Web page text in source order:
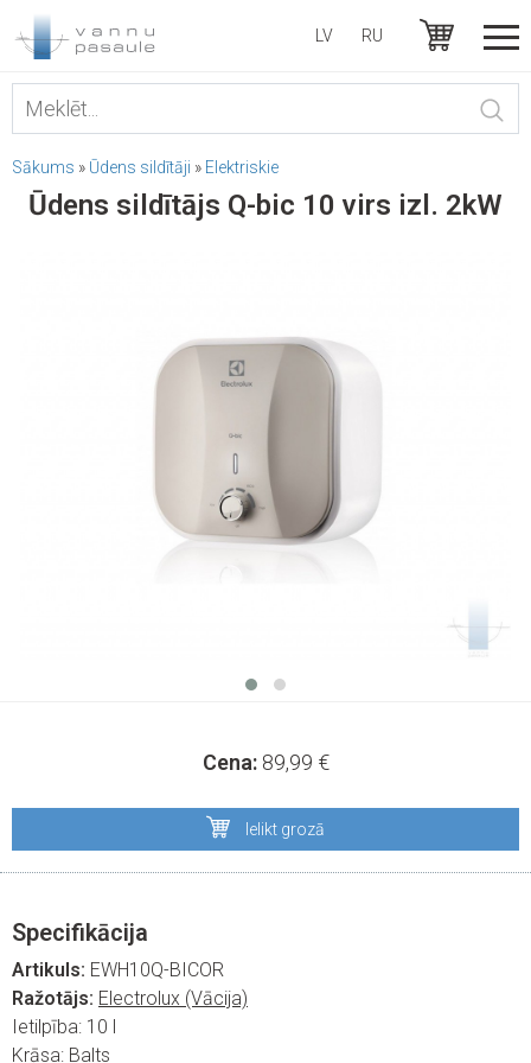
LV RU
Sākums » Ūdens sildītāji » Elektriskie
Ūdens sildītājs Q-bic 10 virs izl. 2kW
Cena: 89,99 €
Ielikt grozā
Specifikācija
Artikuls: EWH10Q-BICOR
Ražotājs: Electrolux (Vācija)
Ietilpība: 10 l
Krāsa: Balts